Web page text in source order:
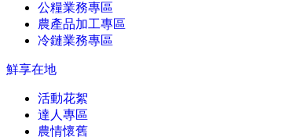
公糧業務專區
農產品加工專區
冷鏈業務專區
鮮享在地
活動花絮
達人專區
農情懷舊